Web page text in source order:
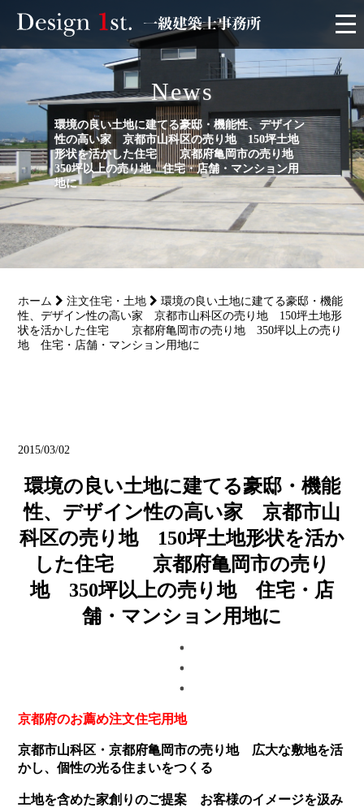
モニター
施工実績・施工事例
リフォーム
サービス
会社概要
News
環境の良い土地に建てる豪邸・機能性、デザイン
性の高い家 京都市山科区の売り地 150坪土地
形状を活かした住宅 京都府亀岡市の売り地
350坪以上の売り地 住宅・店舗・マンション用
地に
ホーム 注文住宅・土地
環境の良い土地に建てる豪邸・機能
性、デザイン性の高い家 京都市山科区の売り地 150坪土地形
状を活かした住宅 京都府亀岡市の売り地 350坪以上の売り
地 住宅・店舗・マンション用地に
2015/03/02
環境の良い土地に建てる豪邸・機能
性、デザイン性の高い家 京都市山
科区の売り地 150坪土地形状を活か
した住宅 京都府亀岡市の売り
地 350坪以上の売り地 住宅・店
舗・マンション用地に
京都府のお薦め注文住宅用地
京都市山科区・京都府亀岡市の売り地 広大な敷地を活
かし、個性の光る住まいをつくる
土地を含めた家創りのご提案 お客様のイメージを汲み